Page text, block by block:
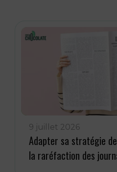
9 juillet 2026
Adapter sa stratégie
la raréfaction des